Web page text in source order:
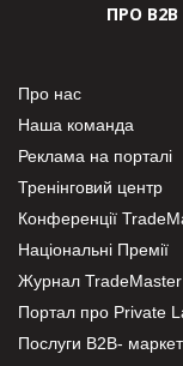
ПРО В2В
Про нас
Наша команда
Реклама на порталі
Тренінговий центр
Конференції
Національні Премії
Журнал TradeMaster
Портал про Private
Послуги В2В-